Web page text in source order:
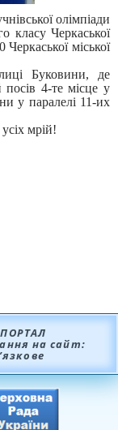
олімпіади
класу Черкаської
Черкаської міської
Буковини, де
4-те місце у
у паралелі 11-их
мрій!
на сайт: